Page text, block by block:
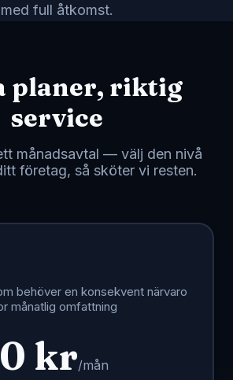
med full åtkomst.
planer, riktig
service
månadsavtal — välj den nivå
företag, så sköter vi resten.
behöver en konsekvent närvaro
månatlig omfattning
kr/mån